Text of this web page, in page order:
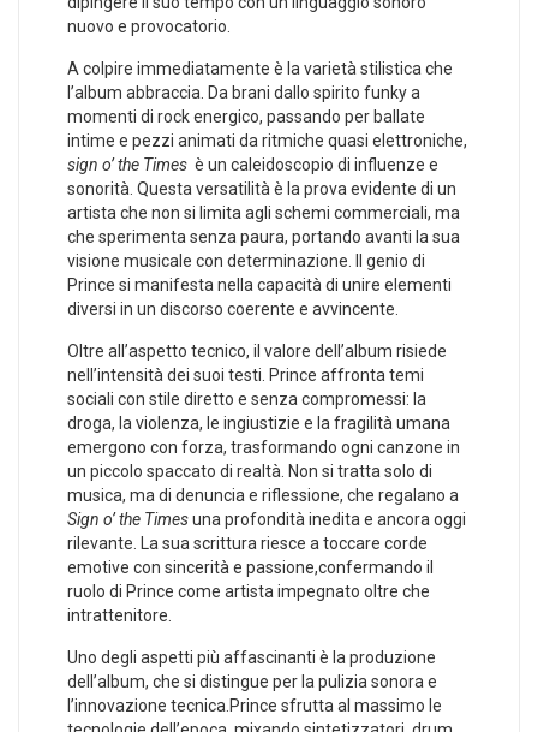
nuovo e provocatorio.
A⁤ colpire immediatamente ​è la varietà stilistica che
l’album⁣ abbraccia. Da brani⁤ dallo spirito ⁤funky a
⁣momenti ​di⁣ rock⁢ energico, passando per ​ballate ​
intime ‍e pezzi animati da‌ ritmiche ⁢quasi elettroniche,
sign o’ ⁣the Times ​ è un caleidoscopio⁣ di influenze e‍
sonorità. Questa versatilità ⁤è‍ la ⁣prova‍ evidente‍ di un
artista che non si limita agli schemi commerciali, ma ​
che sperimenta ⁤senza ‌paura, portando avanti la‌ sua
visione musicale con determinazione. Il ​genio ​di
Prince si manifesta ⁣nella⁤ capacità ‌di⁤ unire ‍elementi
diversi in ⁤un discorso coerente e avvincente.
Oltre all’aspetto tecnico, il ⁢valore⁣ dell’album risiede
nell’intensità⁤ dei ‌suoi testi. Prince affronta‍ temi‌
sociali con stile diretto e senza ​compromessi:‍ la
‌droga, la violenza, le ingiustizie e la fragilità umana⁤
emergono con ​forza, trasformando ogni canzone⁢ in
un piccolo spaccato di⁤ realtà. ​Non si ⁤tratta ‍solo⁢ di
⁤musica, ma di denuncia e riflessione, che regalano a
Sign o’ the​ Timesuna​ profondità inedita e⁣ ancora oggi
rilevante. La‌ sua ‌scrittura riesce a toccare corde
emotive⁤ con sincerità e passione,confermando il
ruolo di Prince come artista‌ impegnato⁤ oltre che⁤
intrattenitore.
Uno degli aspetti più affascinanti è‍ la produzione
dell’album,⁢ che si​ distingue​ per​ la ⁣pulizia ⁣sonora e​
l’innovazione tecnica.Prince sfrutta al massimo le